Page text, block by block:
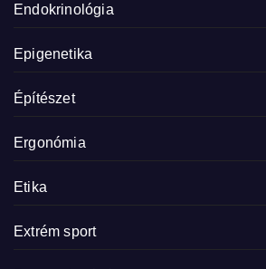
Endokrinológia
Epigenetika
Építészet
Ergonómia
Etika
Extrém sport